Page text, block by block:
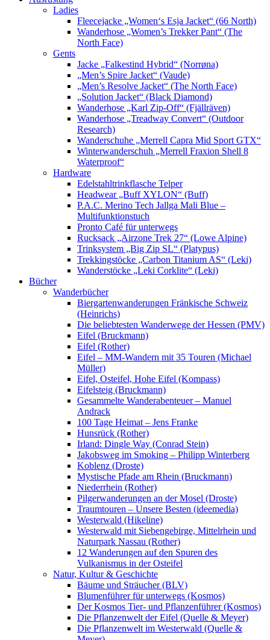
Ladies
Fleecejacke „Women‘s Esja Jacket“ (66 North)
Wanderhose „Women’s Trekker Pant“ (The
North Face)
Gents
Jacke „Falkestind Hybrid“ (Norrøna)
„Men’s Spire Jacket“ (Vaude)
„Men’s Resolve Jacket“ (The North Face)
„Solution Jacket“ (Black Diamond)
Wanderhose „Karl Zip-Off“ (Fjällräven)
Wanderhose „Treadway Convert“ (Outdoor
Research)
Wanderschuhe „Merrell Capra Mid Sport GTX“
Winterwanderschuh „Merrell Fraxion Shell 8
Waterproof“
Hardware
Edelstahltrinkflasche Telper
Headwear „Buff XYLON“ (Buff)
P.A.C. Merino Tech Jallga Mali Blue –
Multifunktionstuch
Pronto Café für unterwegs
Rucksack „Airzone Trek 27“ (Lowe Alpine)
Trinksystem „Big Zip SL“ (Platypus)
Trekkingstöcke „Carbon Titanium AS“ (Leki)
Wanderstöcke „Leki Corklite“ (Leki)
Bücher
Wanderbücher
Biergartenwanderungen Fränkische Schweiz
(Heinrichs)
Die beliebtesten Wanderwege der Hessen (PMV)
Eifel (Bruckmann)
Eifel (Rother)
Eifel – MM-Wandern mit 35 Touren (Michael
Müller)
Eifel, Osteifel, Hohe Eifel (Kompass)
Eifelsteig (Bruckmann)
Gesammelte Wanderabenteuer – Manuel
Andrack
100 Tage Heimat – Jens Franke
Hunsrück (Rother)
Irland: Dingle Way (Conrad Stein)
Jakobsweg im Smoking – Philipp Winterberg
Koblenz (Droste)
Mystische Pfade am Rhein (Bruckmann)
Niederrhein (Rother)
Pilgerwanderungen an der Mosel (Droste)
Traumtouren – Unsere Besten (ideemedia)
Westerwald (Hikeline)
Westerwald mit Siebengebirge, Mittelrhein und
Naturpark Nassau (Rother)
12 Wanderungen auf den Spuren des
Vulkanismus in der Osteifel
Natur, Kultur & Geschichte
Bäume und Sträucher (BLV)
Blumenführer für unterwegs (Kosmos)
Der Kosmos Tier- und Pflanzenführer (Kosmos)
Die Pflanzenwelt der Eifel (Quelle & Meyer)
Die Pflanzenwelt im Westerwald (Quelle &